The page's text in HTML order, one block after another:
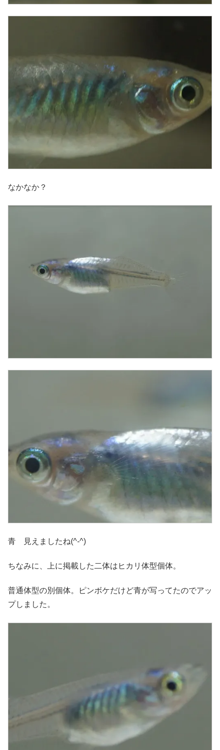
なかなか？
青 見えましたね(^-^)
ちなみに、上に掲載した二体はヒカリ体型個体。
普通体型の別個体。ピンボケだけど青が写ってたのでアッ
プしました。